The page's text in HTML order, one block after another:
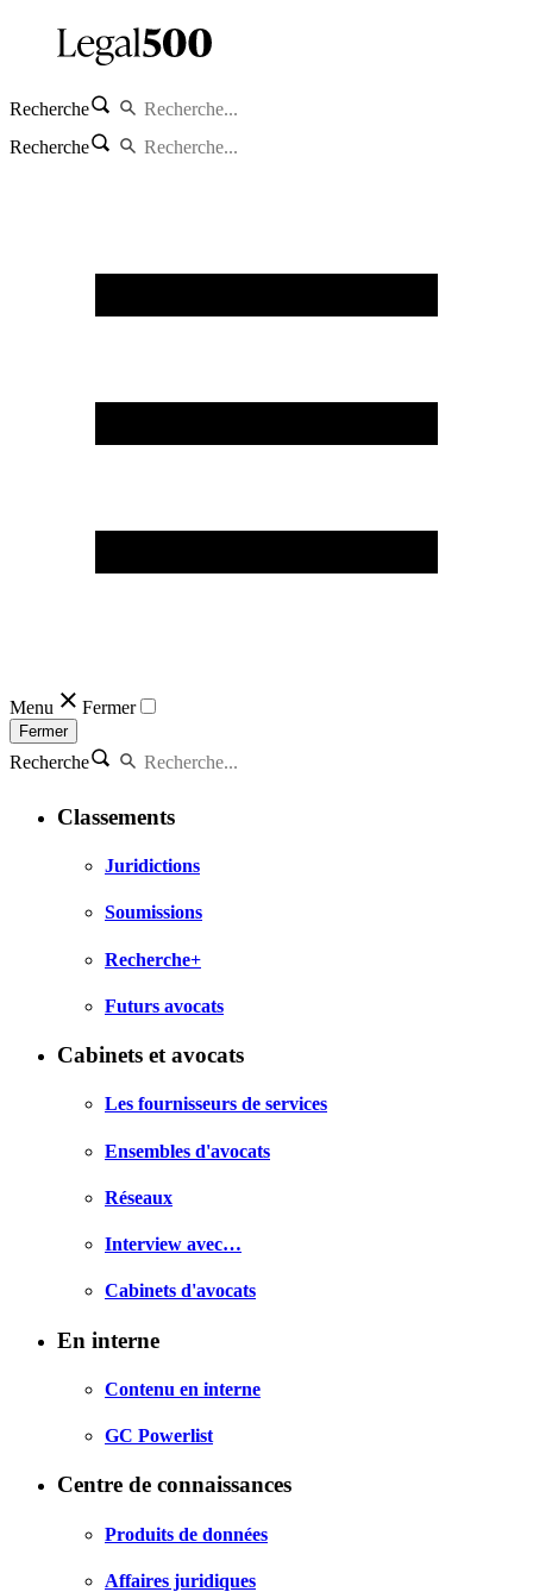
Recherche
Recherche
Menu Fermer
Fermer
Recherche
Classements
Juridictions
Soumissions
Recherche+
Futurs avocats
Cabinets et avocats
Les fournisseurs de services
Ensembles d'avocats
Réseaux
Interview avec…
Cabinets d'avocats
En interne
Contenu en interne
GC Powerlist
Centre de connaissances
Produits de données
Affaires juridiques